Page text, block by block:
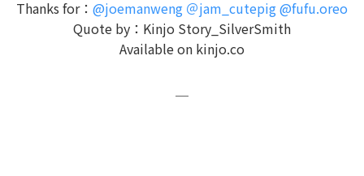
Thanks for： @joemanweng ＠jam_cutepig@fufu.oreo
Quote by：Kinjo Story_SilverSmith
Available on kinjo.co